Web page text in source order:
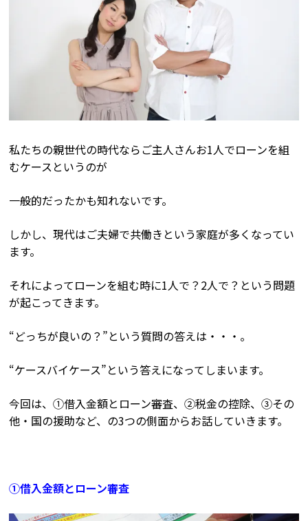
私たちの親世代の時代ならご主人さんお1人でローンを組
むケースというのが
一般的だったかも知れないです。
しかし、現代はご夫婦で共働きという家庭が多くなってい
ます。
それによってローンを組む時に1人で？2人で？という問題
が起こってきます。
“どっちが良いの？”という質問の答えは・・・。
“ケースバイケース”という答えになってしまいます。
今回は、①借入金額とローン審査、②税金の控除、③その
他・国の援助など、の3つの側面からお話していきます。
①借入金額とローン審査